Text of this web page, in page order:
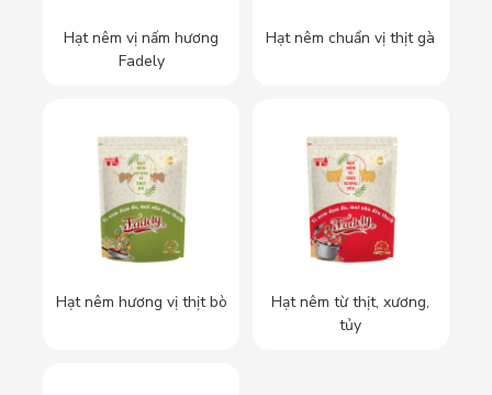
Hạt nêm vị nấm hương
Fadely
Hạt nêm chuẩn vị thịt gà
Hạt nêm hương vị thịt bò
Hạt nêm từ thịt, xương,
tủy